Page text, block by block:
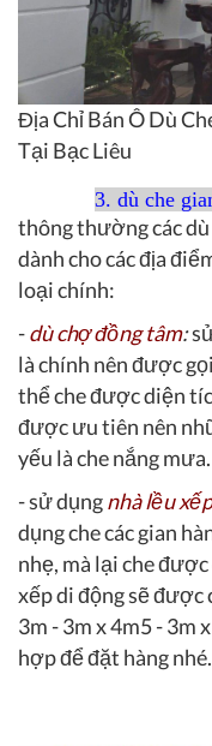
Địa Chỉ Bán Ô Dù
Tại Bạc Liêu
3. dù che
thông thường các
dành cho các địa
loại chính:
-dù chợ đồng tâm:
là chính nên được
thể che được diện
được ưu tiên nên
yếu là che nắng mưa.
- sử dụngnhà lều
dụng che các gian
nhẹ, mà lại che
xếp di động sẽ
3m - 3m x 4m5 - 3m
hợp để đặt hàng nhé.